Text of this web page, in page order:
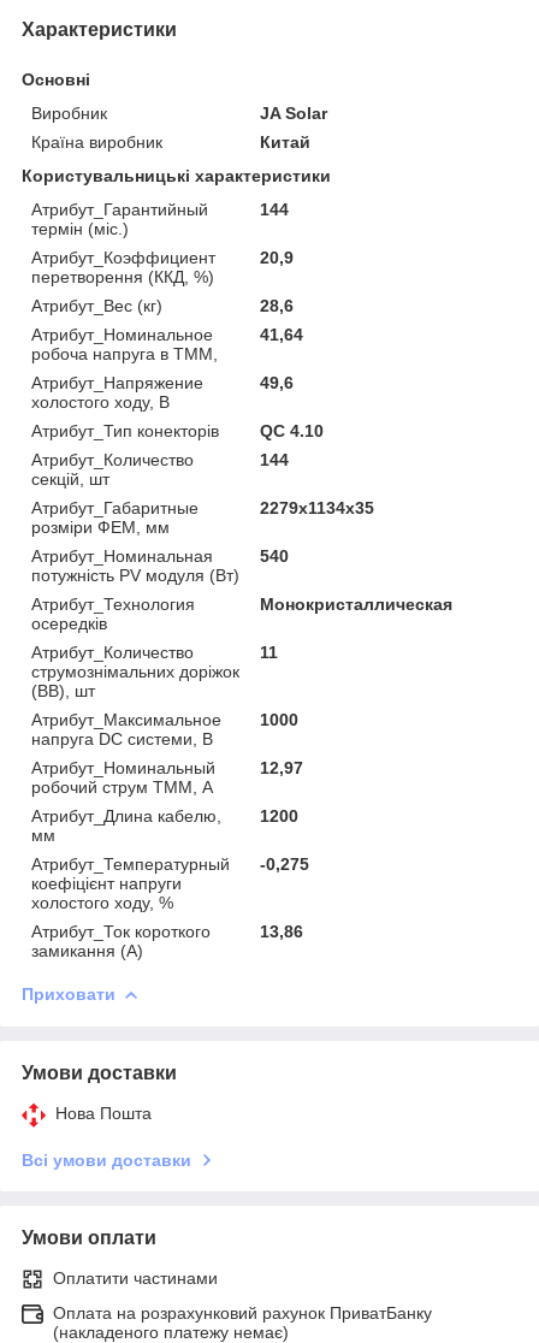
Характеристики
Основні
Виробник
JA Solar
Країна виробник
Китай
Користувальницькі характеристики
Атрибут_Гарантийный
термін (міс.)
144
Атрибут_Коэффициент
перетворення (ККД, %)
20,9
Атрибут_Вес (кг)
28,6
Атрибут_Номинальное
робоча напруга в ТММ,
41,64
Атрибут_Напряжение
холостого ходу, В
49,6
Атрибут_Тип конекторів
QC 4.10
Атрибут_Количество
секцій, шт
144
Атрибут_Габаритные
розміри ФЕМ, мм
2279х1134х35
Атрибут_Номинальная
потужність PV модуля (Вт)
540
Атрибут_Технология
осередків
Монокристаллическая
Атрибут_Количество
струмознімальних доріжок
(BB), шт
11
Атрибут_Максимальное
напруга DC системи, В
1000
Атрибут_Номинальный
робочий струм ТММ, А
12,97
Атрибут_Длина кабелю,
мм
1200
Атрибут_Температурный
коефіцієнт напруги
холостого ходу, %
-0,275
Атрибут_Ток короткого
замикання (А)
13,86
Приховати
Умови доставки
Нова Пошта
Всі умови доставки
Умови оплати
Оплатити частинами
Оплата на розрахунковий рахунок ПриватБанку
(накладеного платежу немає)